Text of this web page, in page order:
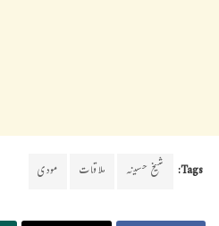
Tags: شیخ حسینہ ملاقات مودی